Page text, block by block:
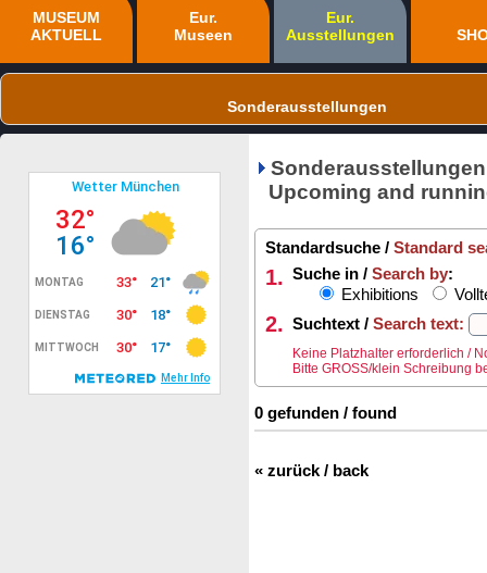
MUSEUM
AKTUELL
Eur.
Museen
Eur.
Ausstellungen
Sonderausstellungen
Sonderausstellungen
Upcoming and
Standardsuche / Standard
1. Suche in / Search by:
Exhibitions
2. Suchtext / Search text:
Keine Platzhalter erforderlich /
Bitte GROSS/klein Schreibung
0 gefunden / found
« zurück / back